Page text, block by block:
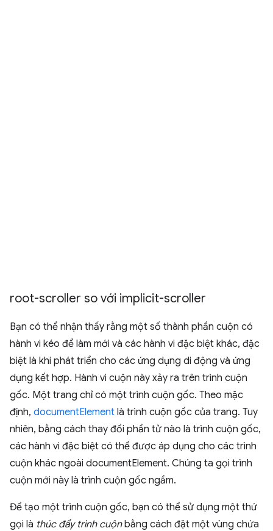
root-scroller so với implicit-scroller
Bạn có thể nhận thấy rằng một số thành phần cuộn có
hành vi kéo để làm mới và các hành vi đặc biệt khác, đặc
biệt là khi phát triển cho các ứng dụng di động và ứng
dụng kết hợp. Hành vi cuộn này xảy ra trên trình cuộn
gốc. Một trang chỉ có một trình cuộn gốc. Theo mặc
định, documentElement là trình cuộn gốc của trang. Tuy
nhiên, bằng cách thay đổi phần tử nào là trình cuộn gốc,
các hành vi đặc biệt có thể được áp dụng cho các trình
cuộn khác ngoài documentElement. Chúng ta gọi trình
cuộn mới này là trình cuộn gốc ngầm.
Để tạo một trình cuộn gốc, bạn có thể sử dụng một thứ
gọi là thúc đẩy trình cuộnbằng cách đặt một vùng chứa